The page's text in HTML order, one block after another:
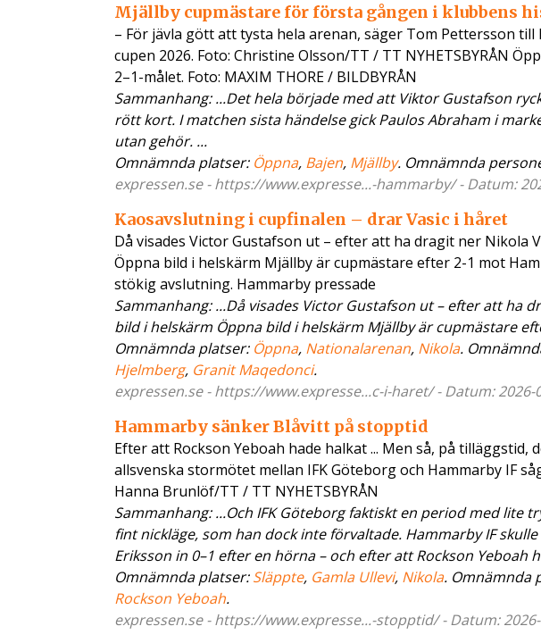
Mjällby cupmästare för första gången i klubbens
– För jävla gött att tysta hela arenan, säger Tom Pettersson till
cupen 2026. Foto: Christine Olsson/TT / TT NYHETSBYRÅN
2–1-målet. Foto: MAXIM THORE / BILDBYRÅN
Sammanhang: ...Det hela började med att Viktor Gustafson
rött kort. I matchen sista händelse gick Paulos Abraham i
utan gehör. ...
Omnämnda platser: Öppna, Bajen, Mjällby. Omnämnda
expressen.se - https://www.expresse...-hammarby/ - Datum:
Kaosavslutning i cupfinalen – drar Vasic i håret
Då visades Victor Gustafson ut – efter att ha dragit ner Nikola
Öppna bild i helskärm Mjällby är cupmästare efter 2-1 mot
stökig avslutning. Hammarby pressade
Sammanhang: ...Då visades Victor Gustafson ut – efter att ha
bild i helskärm Öppna bild i helskärm Mjällby är cupmästare
Omnämnda platser: Öppna, Nationalarenan, Nikola.
Hjelmberg, Granit Maqedonci.
expressen.se - https://www.expresse...c-i-haret/ - Datum: 2026-
Hammarby sänker Blåvitt på stopptid
Efter att Rockson Yeboah hade halkat ... Men så, på
allsvenska stormötet mellan IFK Göteborg och Hammarby IF
Hanna Brunlöf/TT / TT NYHETSBYRÅN
Sammanhang: ...Och IFK Göteborg faktiskt en period med lite
fint nickläge, som han dock inte förvaltade. Hammarby IF
Eriksson in 0–1 efter en hörna – och efter att Rockson Yeboah
Omnämnda platser:Släppte, Gamla Ullevi, Nikola. Omnämnda
Rockson Yeboah.
expressen.se - https://www.expresse...-stopptid/ - Datum: